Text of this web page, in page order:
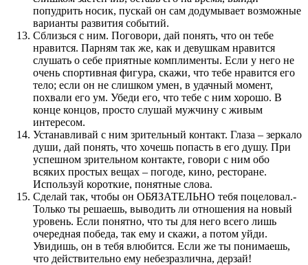
попудрить носик, пускай он сам додумывает возможные
варианты развития событий.
Сблизься с ним. Поговори, дай понять, что он тебе
нравится. Парням так же, как и девушкам нравится
слушать о себе приятные комплименты. Если у него не
очень спортивная фигура, скажи, что тебе нравится его
тело; если он не слишком умен, в удачный момент,
похвали его ум. Убеди его, что тебе с ним хорошо. В
конце концов, просто слушай мужчину с живым
интересом.
Устанавливай с ним зрительный контакт. Глаза – зеркало
души, дай понять, что хочешь попасть в его душу. При
успешном зрительном контакте, говори с ним обо
всяких простых вещах – погоде, кино, ресторане.
Используй короткие, понятные слова.
Сделай так, чтобы он ОБЯЗАТЕЛЬНО тебя поцеловал.-
Только ты решаешь, выводить ли отношения на новый
уровень. Если понятно, что ты для него всего лишь
очередная победа, так ему и скажи, а потом уйди.
Увидишь, он в тебя влюбится. Если же ты понимаешь,
что действительно ему небезразлична, дерзай!